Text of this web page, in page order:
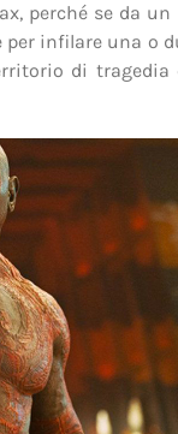
perché se da
infilare una o
di tragedia